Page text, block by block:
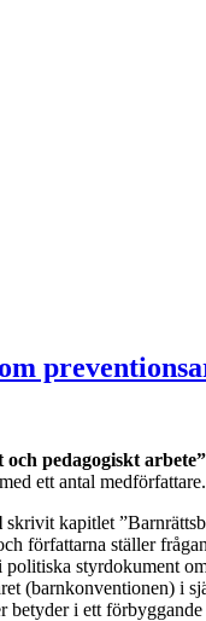
pedagogiskt arbete”
ett antal medförfattare.
skrivit kapitlet
författarna ställer
styrdokument
(barnkonventionen) i
i ett